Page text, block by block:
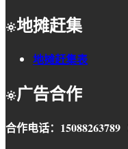
地摊赶集
地摊赶集表
广告合作
合作电话：15088263789